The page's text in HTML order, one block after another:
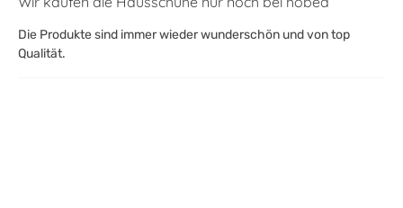
Die Produkte sind immer wieder wunderschön und von top
Qualität.